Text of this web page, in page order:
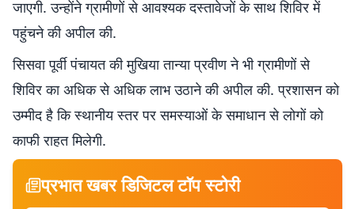
जाएगी. उन्होंने ग्रामीणों से आवश्यक दस्तावेजों के साथ शिविर में
पहुंचने की अपील की.
सिसवा पूर्वी पंचायत की मुखिया तान्या प्रवीण ने भी ग्रामीणों से
शिविर का अधिक से अधिक लाभ उठाने की अपील की. प्रशासन को
उम्मीद है कि स्थानीय स्तर पर समस्याओं के समाधान से लोगों को
काफी राहत मिलेगी.
प्रभात खबर डिजिटल टॉप स्टोरी